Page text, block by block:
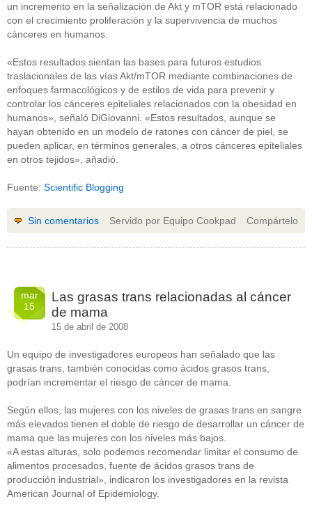
CATEGORÍAS
acido-folico(4)
alimentacion-cancer(23)
alimentos(22)
alimentos-perjudiaciales
(17)
alzheimer
antioxidantes(6)
beneficios-salud(53)
calcio(3)
cerebro (8)
un incremento en la señalización de Akt y mTOR está relacionado
con el crecimiento proliferación y la supervivencia de muchos
cánceres en humanos.
«Estos resultados sientan las bases para futuros estudios
traslacionales de las vías Akt/mTOR mediante combinaciones de
enfoques farmacológicos y de estilos de vida para prevenir y
controlar los cánceres epiteliales relacionados con la obesidad en
humanos», señaló DiGiovanni. «Estos resultados, aunque se
hayan obtenido en un modelo de ratones con cáncer de piel, se
pueden aplicar, en términos generales, a otros cánceres epiteliales
en otros tejidos», añadió.
Fuente: Scientific Blogging
Servido por Equipo Cookpad
Sin comentarios Compártelo
mar
15
Las grasas trans relacionadas al cáncer
de mama
15 de abril de 2008
Un equipo de investigadores europeos han señalado que las
grasas trans, también conocidas como ácidos grasos trans,
podrían incrementar el riesgo de cáncer de mama.
Según ellos, las mujeres con los niveles de grasas trans en sangre
más elevados tienen el doble de riesgo de desarrollar un cáncer de
mama que las mujeres con los niveles más bajos.
«A estas alturas, solo podemos recomendar limitar el consumo de
alimentos procesados, fuente de ácidos grasos trans de
producción industrial», indicaron los investigadores en la revista
American Journal of Epidemiology.